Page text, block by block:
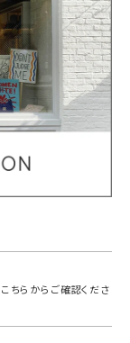
こちらからご確認くださ